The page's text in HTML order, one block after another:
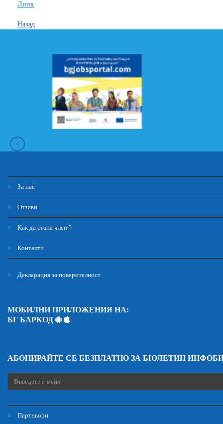
Линк
Назад
За нас
Отзиви
Как да стана член ?
Контакти
Декларация за поверителност
МОБИЛНИ ПРИЛОЖЕНИЯ НА:
БГ БАРКОД
АБОНИРАЙТЕ СЕ БЕЗПЛАТНО ЗА БЮЛЕТИН
Партньори